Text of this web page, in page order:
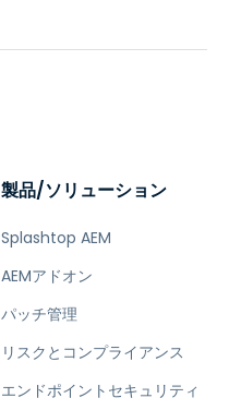
製品/ソリューション
Splashtop AEM
AEMアドオン
パッチ管理
リスクとコンプライアンス
エンドポイントセキュリティ